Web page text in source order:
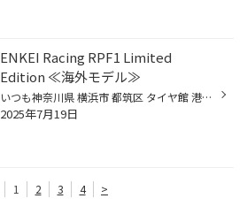
ENKEI Racing RPF1 Limited
Edition ≪海外モデル≫
いつも神奈川県 横浜市 都筑区 タイヤ館 港北ニュータウン店のWebを御覧の皆様ありがとうございます♪ ENKEI Racing RPF1 海外モデルが数量限定で発売となり 入荷致しましたよー 限定数は25台分 そのうちの1台分です。 サイズは15x7J 4-100 inset +35 SPECIAL COLOR Gunmetallic with Yellow Sticker...
2025年7月19日
1 2 3 4 >